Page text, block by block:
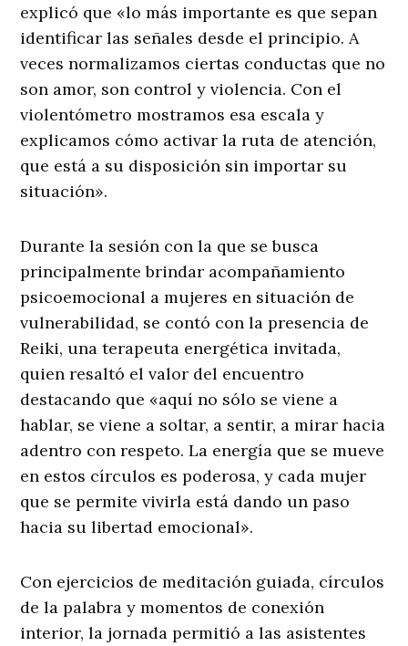
explicó que «lo más importante es que sepan
identificar las señales desde el principio. A
veces normalizamos ciertas conductas que no
son amor, son control y violencia. Con el
violentómetro mostramos esa escala y
explicamos cómo activar la ruta de atención,
que está a su disposición sin importar su
situación».
Durante la sesión con la que se busca
principalmente brindar acompañamiento
psicoemocional a mujeres en situación de
vulnerabilidad, se contó con la presencia de
Reiki, una terapeuta energética invitada,
quien resaltó el valor del encuentro
destacando que «aquí no sólo se viene a
hablar, se viene a soltar, a sentir, a mirar hacia
adentro con respeto. La energía que se mueve
en estos círculos es poderosa, y cada mujer
que se permite vivirla está dando un paso
hacia su libertad emocional».
Con ejercicios de meditación guiada, círculos
de la palabra y momentos de conexión
interior, la jornada permitió a las asistentes